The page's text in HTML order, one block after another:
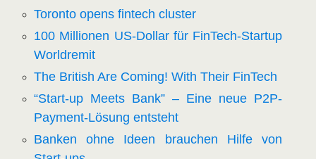
Toron­to opens fin­tech cluster
100 Mil­lio­nen US-Dol­lar für Fin­Tech-Start­up
Worldremit
The Bri­tish Are Coming! With Their FinTech
“Start-up Meets Bank” – Eine neue P2P-
Pay­ment-Lösung entsteht
Ban­ken ohne Ideen brau­chen Hil­fe von